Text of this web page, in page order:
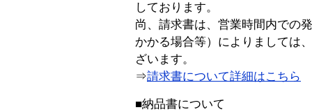
しております。
尚、請求書は、営業時間内での
かかる場合等）によりましては
ざいます。
⇒請求書について詳細はこちら
■納品書について